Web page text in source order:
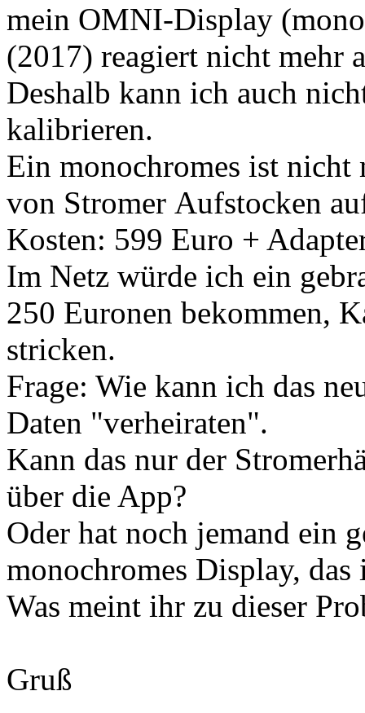
mein OMNI-Display
(2017) reagiert nicht mehr
Deshalb kann ich auch
kalibrieren.
Ein monochromes ist nicht
von Stromer Aufstocken
Kosten: 599 Euro +
Im Netz würde ich ein
250 Euronen bekommen,
stricken.
Frage: Wie kann ich das
Daten "verheiraten".
Kann das nur der
über die App?
Oder hat noch jemand ein
monochromes Display,
Was meint ihr zu dieser
Gruß